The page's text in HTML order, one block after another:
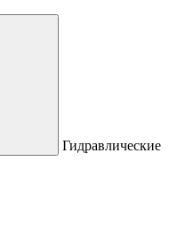
Гидравлические